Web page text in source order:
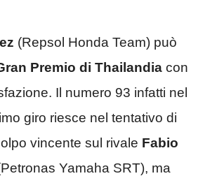
(Repsol Honda Team) può
Premio di Thailandia con
Il numero 93 infatti nel
giro riesce nel tentativo di
vincente sul rivale Fabio
Yamaha SRT), ma